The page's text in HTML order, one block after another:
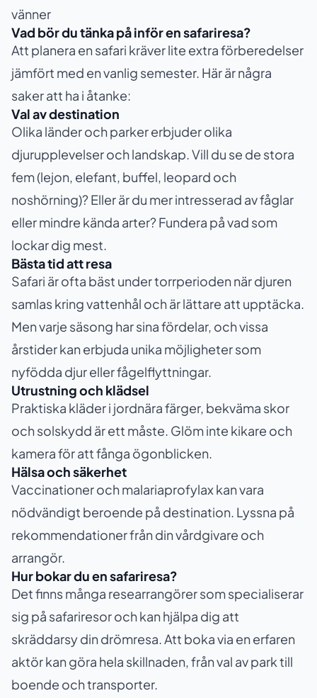
vänner
Vad bör du tänka på inför en safariresa?
Att planera en safari kräver lite extra förberedelser
jämfört med en vanlig semester. Här är några
saker att ha i åtanke:
Val av destination
Olika länder och parker erbjuder olika
djurupplevelser och landskap. Vill du se de stora
fem (lejon, elefant, buffel, leopard och
noshörning)? Eller är du mer intresserad av fåglar
eller mindre kända arter? Fundera på vad som
lockar dig mest.
Bästa tid att resa
Safari är ofta bäst under torrperioden när djuren
samlas kring vattenhål och är lättare att upptäcka.
Men varje säsong har sina fördelar, och vissa
årstider kan erbjuda unika möjligheter som
nyfödda djur eller fågelflyttningar.
Utrustning och klädsel
Praktiska kläder i jordnära färger, bekväma skor
och solskydd är ett måste. Glöm inte kikare och
kamera för att fånga ögonblicken.
Hälsa och säkerhet
Vaccinationer och malariaprofylax kan vara
nödvändigt beroende på destination. Lyssna på
rekommendationer från din vårdgivare och
arrangör.
Hur bokar du en safariresa?
Det finns många researrangörer som specialiserar
sig på safariresor och kan hjälpa dig att
skräddarsy din drömresa. Att boka via en erfaren
aktör kan göra hela skillnaden, från val av park till
boende och transporter.